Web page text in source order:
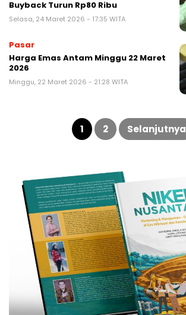
Buyback Turun Rp80 Ribu
Selasa, 24 Maret 2026 - 17:35 WITA
Pasar
Harga Emas Antam Minggu 22 Maret
2026
Minggu, 22 Maret 2026 - 21:28 WITA
Paginasi
1 2 Selanjutnya